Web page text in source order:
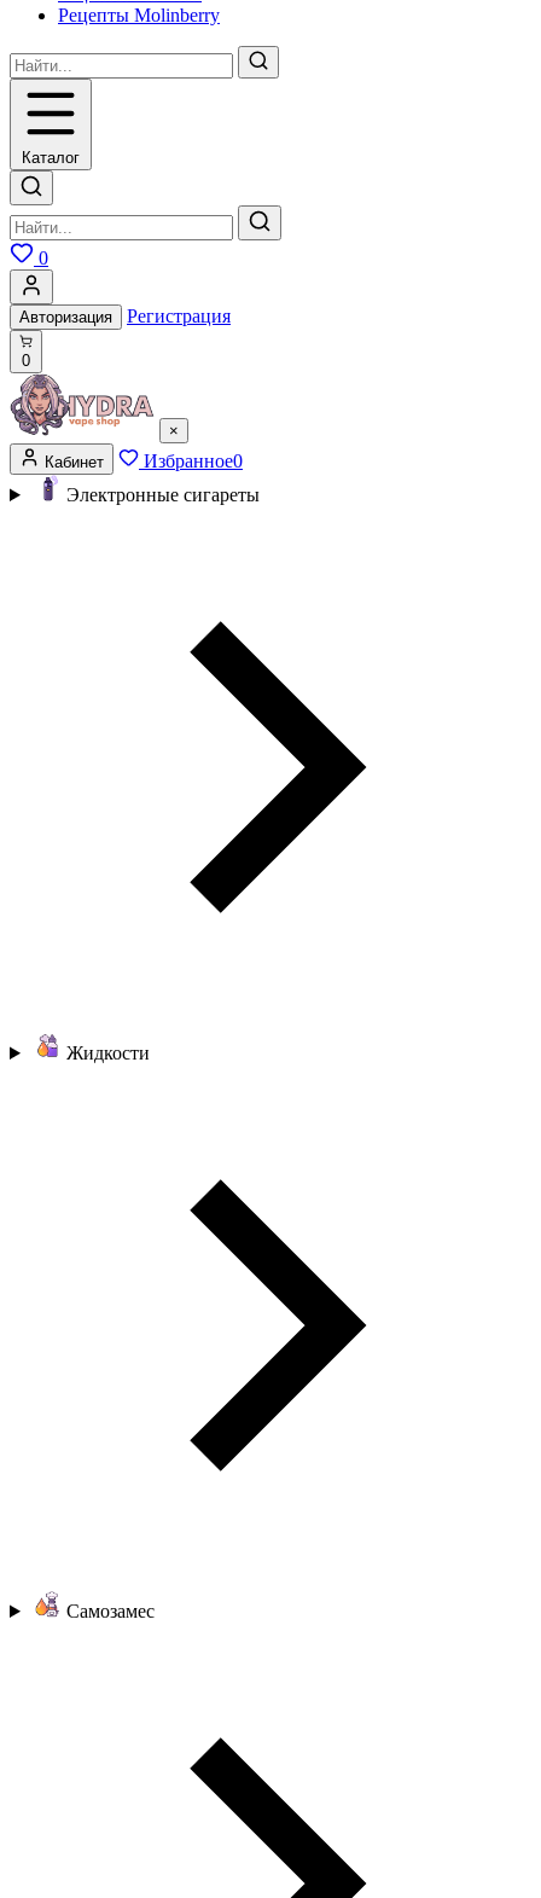
Рецепты Molinberry
Каталог
0
Авторизация Регистрация
0
×
Кабинет
Избранное0
Электронные сигареты
Жидкости
Самозамес